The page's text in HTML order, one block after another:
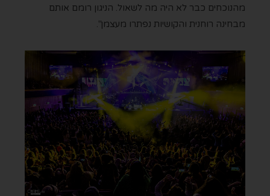
מהנוכחים כבר לא היה מה לשאול. הניגון רומם אותם
מבחינה רוחנית והקושיות נפתרו מעצמן".